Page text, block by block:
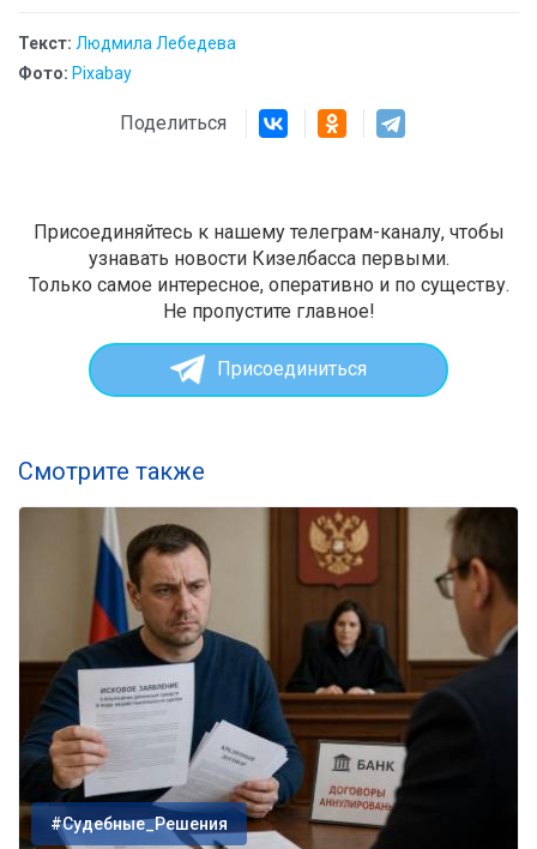
Текст: Людмила Лебедева
Фото: Pixabay
Поделиться
Присоединяйтесь к нашему телеграм-каналу, чтобы
узнавать новости Кизелбасса первыми.
Только самое интересное, оперативно и по существу.
Не пропустите главное!
Присоединиться
Смотрите также
#Судебные_Решения